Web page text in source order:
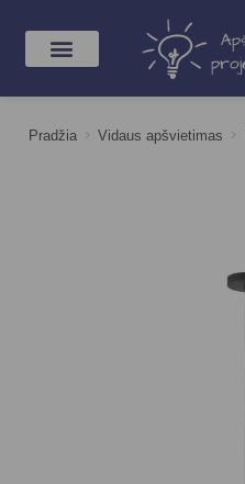
Pradžia > Vidaus apšvietimas >